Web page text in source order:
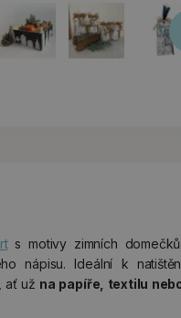
s motivy zimních domečků,
nápisu. Ideální k
ať už na papíře, textilu